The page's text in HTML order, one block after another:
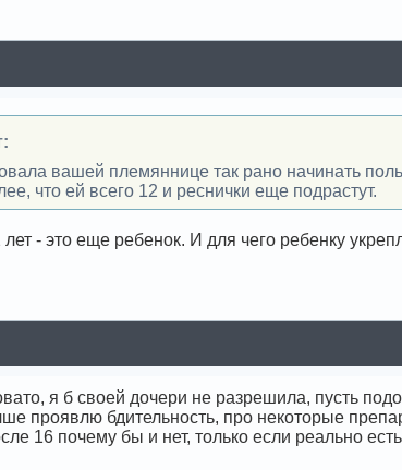
вашей племяннице так рано начинать
что ей всего 12 и реснички еще подрастут.
- это еще ребенок. И для чего ребенку
я б своей дочери не разрешила, пусть
проявлю бдительность, про некоторые
16 почему бы и нет, только если реально